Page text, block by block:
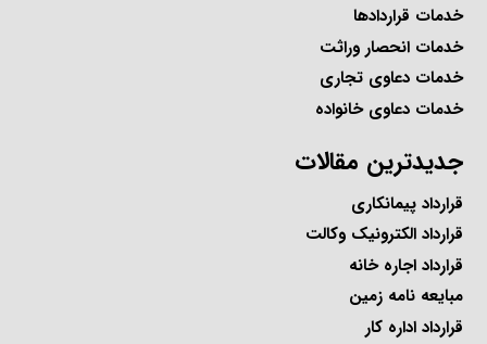
خدمات قراردادها
خدمات انحصار وراثت
خدمات دعاوی تجاری
خدمات دعاوی خانواده
جدیدترین مقالات
قرارداد پیمانکاری
قرارداد الکترونیک وکالت
قرارداد اجاره خانه
مبایعه نامه زمین
قرارداد اداره کار